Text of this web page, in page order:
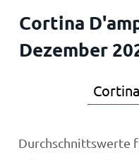
Cortina
Dezember
Durchschnittswerte